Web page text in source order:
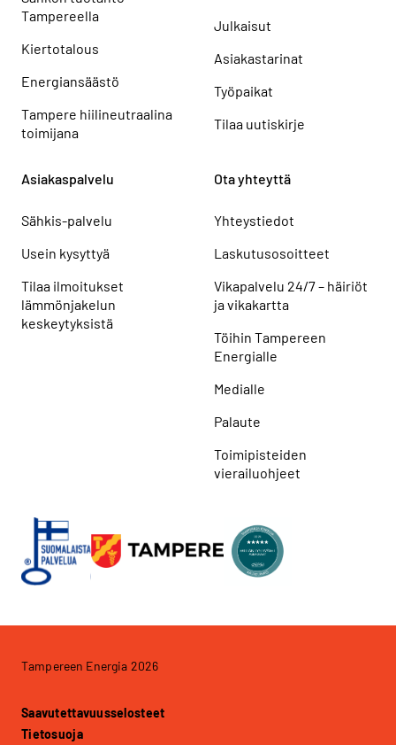
Tampereella
Kiertotalous
Energiansäästö
Tampere hiilineutraalina
toimijana
Julkaisut
Asiakastarinat
Työpaikat
Tilaa uutiskirje
Asiakaspalvelu
Sähkis-palvelu
Usein kysyttyä
Tilaa ilmoitukset
lämmönjakelun
keskeytyksistä
Ota yhteyttä
Yhteystiedot
Laskutusosoitteet
Vikapalvelu 24/7 – häiriöt
ja vikakartta
Töihin Tampereen
Energialle
Medialle
Palaute
Toimipisteiden
vierailuohjeet
Tampereen Energia 2026
Saavutettavuusselosteet
Tietosuoja